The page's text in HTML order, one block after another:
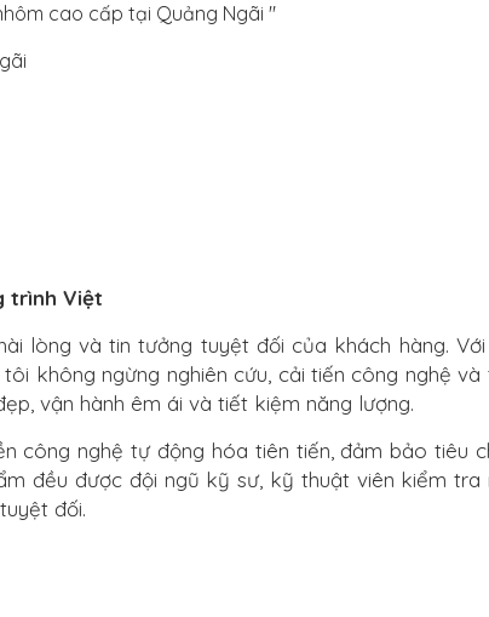
cao cấp tại Quảng Ngãi "
trình Việt
lòng và tin tưởng tuyệt đối của khách hàng. Với
không ngừng nghiên cứu, cải tiến công nghệ
vận hành êm ái và tiết kiệm năng lượng.
công nghệ tự động hóa tiên tiến, đảm bảo tiêu
đều được đội ngũ kỹ sư, kỹ thuật viên kiểm tra
đối.